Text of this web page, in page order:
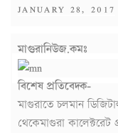
POSTED
JANUARY 28, 2017
মাগুরানিউজ.কমঃ
বিশেষ প্রতিবেদক-
মাগুরাতে চলমান
থেকেমাগুরা